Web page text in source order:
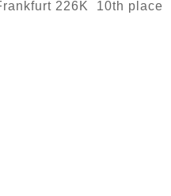
226K 10th place